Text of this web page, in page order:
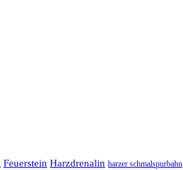
Feuerstein Harzdrenalin harzer schmalspurbahn